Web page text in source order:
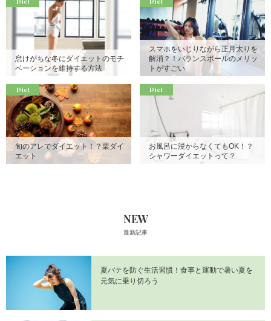
怠けがちな冬にダイエットのモチ
ベーションを維持する方法
スマホをいじりながら正月太りを
解消？！バランスボールのメリッ
トがすごい
Diet
旬のアレでダイエット！？栗ダイ
エット
Diet
お風呂に浸からなくてもOK！？
シャワーダイエットって？
NEW
最新記事
夏バテを防ぐ生活習慣！食事と運動で暑い夏を
元気に乗り切ろう